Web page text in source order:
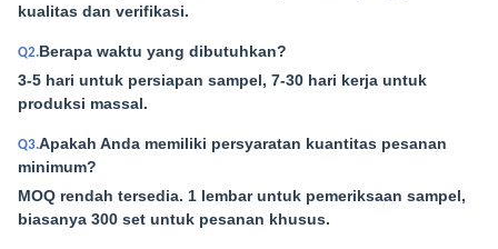
kualitas dan verifikasi.
Q2.Berapa waktu yang dibutuhkan?
3-5 hari untuk persiapan sampel, 7-30 hari kerja untuk
produksi massal.
Q3.Apakah Anda memiliki persyaratan kuantitas pesanan
minimum?
MOQ rendah tersedia. 1 lembar untuk pemeriksaan sampel,
biasanya 300 set untuk pesanan khusus.